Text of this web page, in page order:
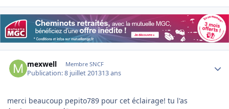
mexwell Membre SNCF
Publication:8 juillet 201313 ans
merci beaucoup pepito789 pour cet éclairage! tu l'as